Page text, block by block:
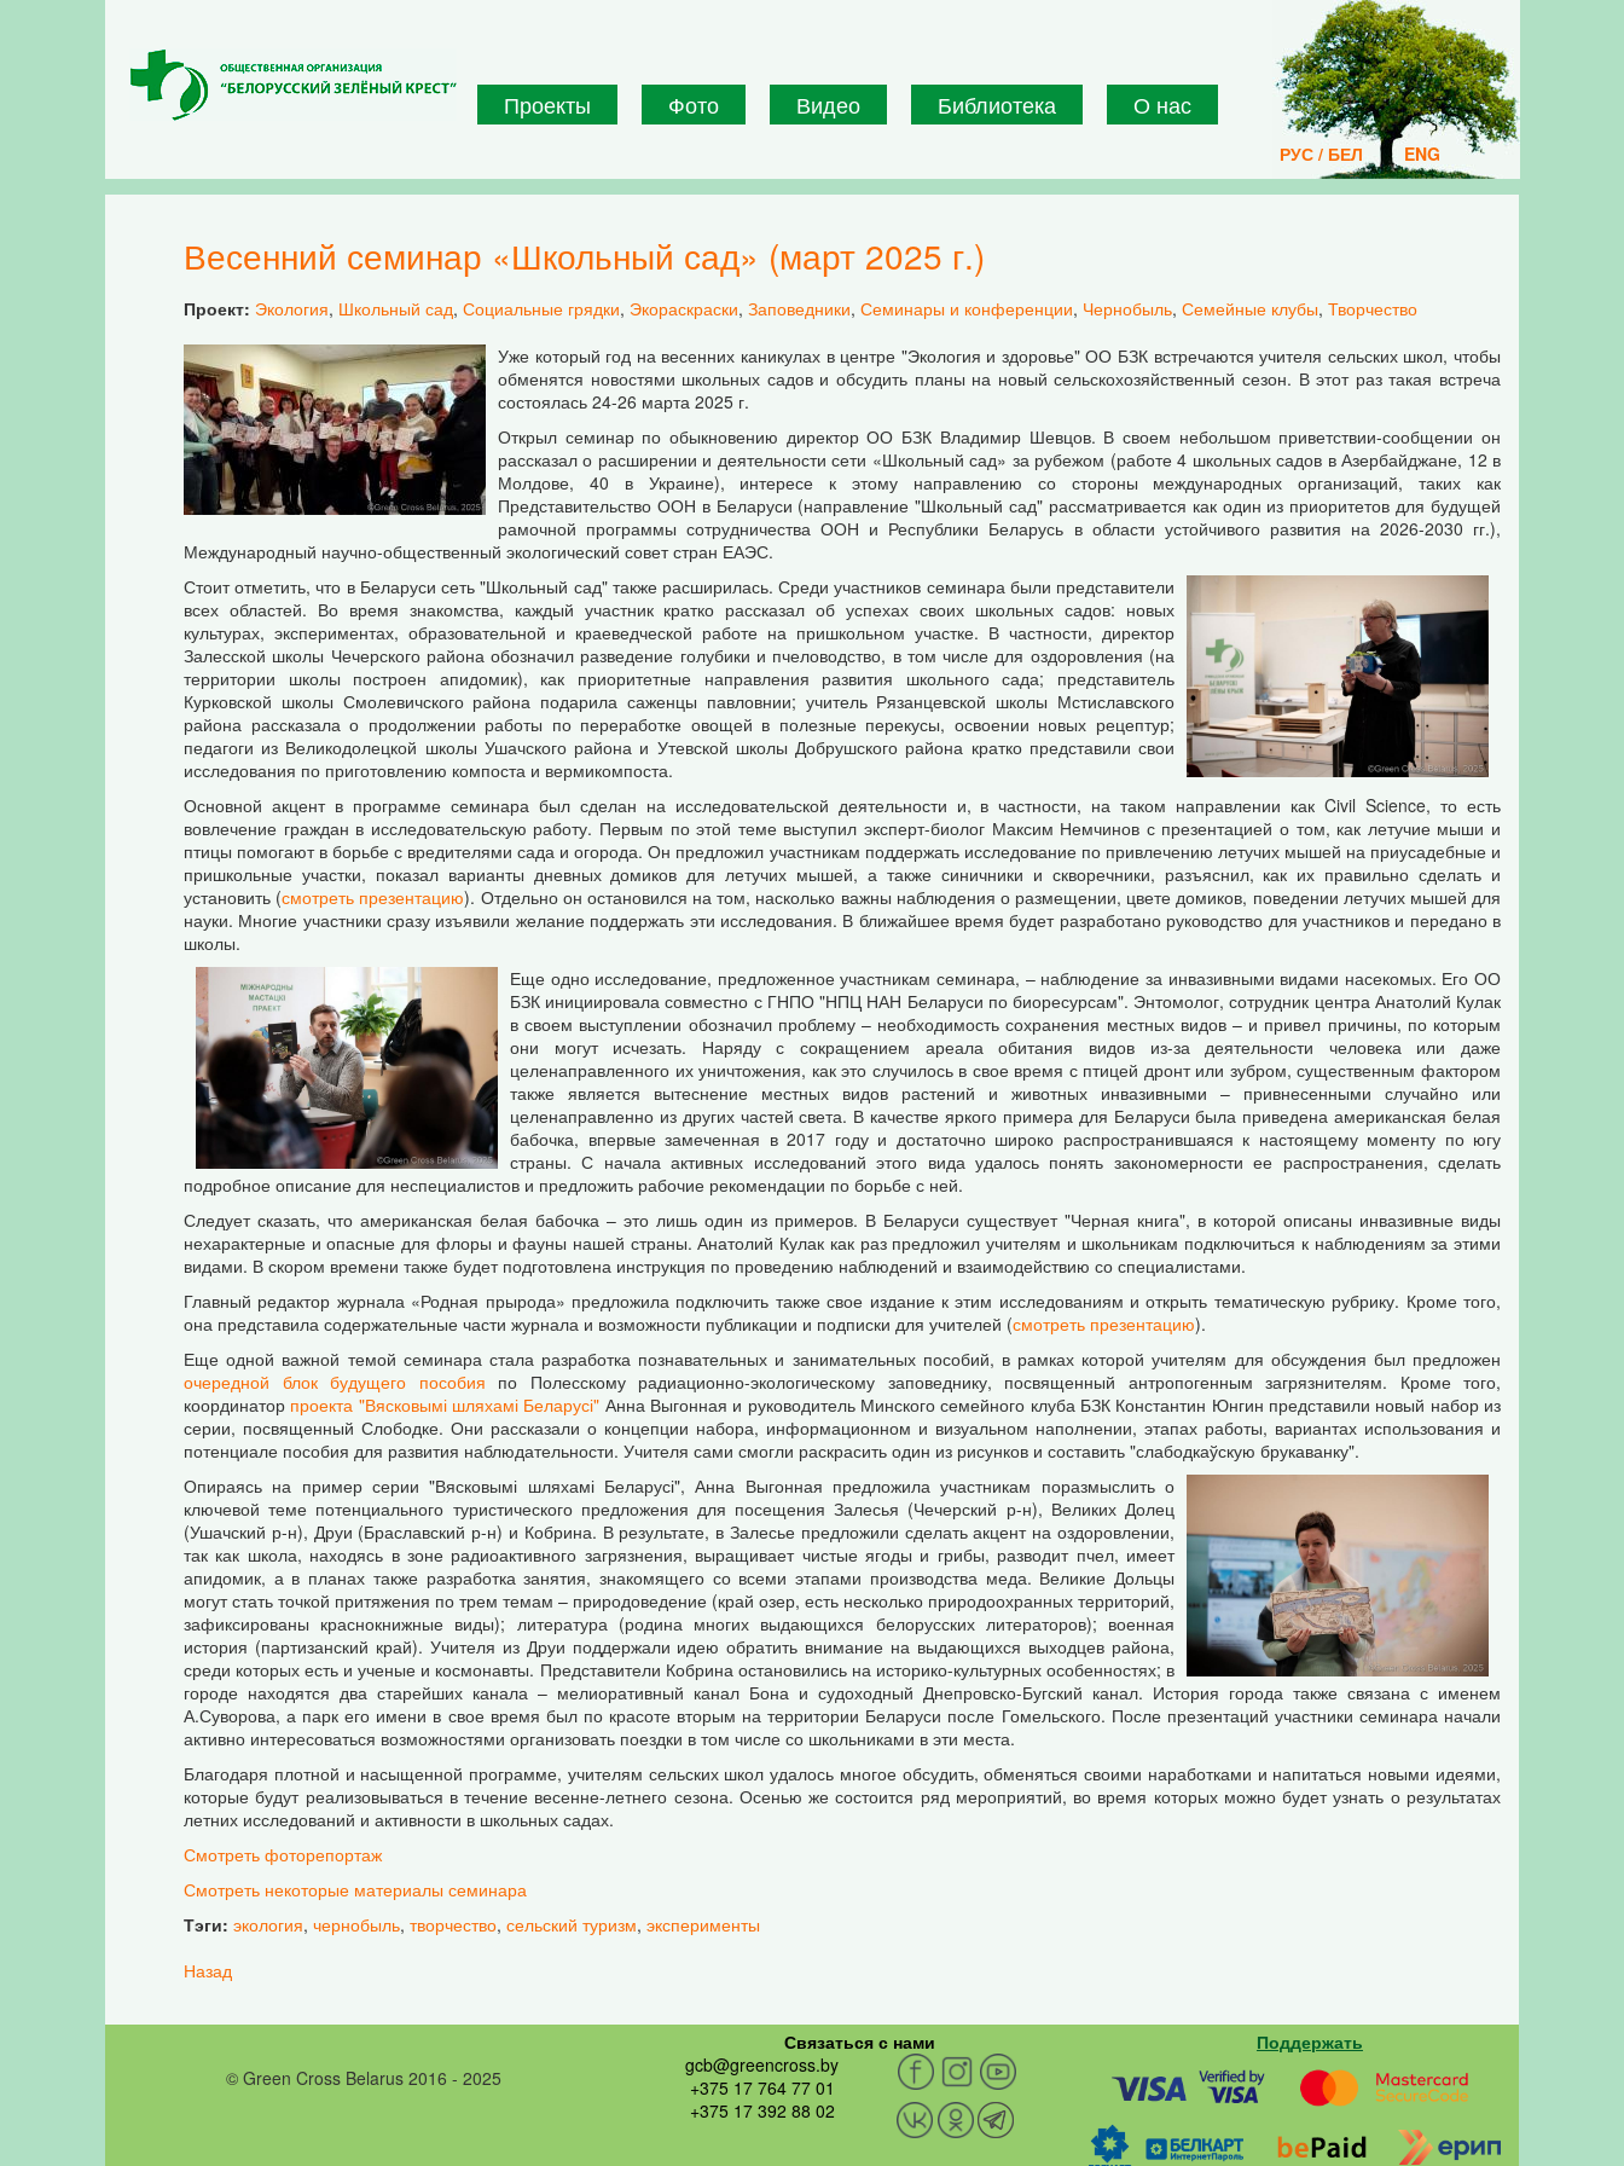
Проекты Фото Видео Библиотека О нас
РУС / БЕЛ ENG
Весенний семинар «Школьный сад» (март 2025 г.)
Проект: Экология, Школьный сад, Социальные грядки, Экораскраски, Заповедники, Семинары и конференции, Чернобыль, Семейные клубы, Творчество
Уже который год на весенних каникулах в центре "Экология и здоровье" ОО БЗК встречаются учителя сельских школ, чтобы
обменятся новостями школьных садов и обсудить планы на новый сельскохозяйственный сезон. В этот раз такая встреча
состоялась 24-26 марта 2025 г.
Открыл семинар по обыкновению директор ОО БЗК Владимир Шевцов. В своем небольшом приветствии-сообщении он
рассказал о расширении и деятельности сети «Школьный сад» за рубежом (работе 4 школьных садов в Азербайджане, 12 в
Молдове, 40 в Украине), интересе к этому направлению со стороны международных организаций, таких как
Представительство ООН в Беларуси (направление "Школьный сад" рассматривается как один из приоритетов для будущей
рамочной программы сотрудничества ООН и Республики Беларусь в области устойчивого развития на 2026-2030 гг.),
Международный научно-общественный экологический совет стран ЕАЭС.
Стоит отметить, что в Беларуси сеть "Школьный сад" также расширилась. Среди участников семинара были представители
всех областей. Во время знакомства, каждый участник кратко рассказал об успехах своих школьных садов: новых
культурах, экспериментах, образовательной и краеведческой работе на пришкольном участке. В частности, директор
Залесской школы Чечерского района обозначил разведение голубики и пчеловодство, в том числе для оздоровления (на
территории школы построен апидомик), как приоритетные направления развития школьного сада; представитель
Курковской школы Смолевичского района подарила саженцы павловнии; учитель Рязанцевской школы Мстиславского
района рассказала о продолжении работы по переработке овощей в полезные перекусы, освоении новых рецептур;
педагоги из Великодолецкой школы Ушачского района и Утевской школы Добрушского района кратко представили свои
исследования по приготовлению компоста и вермикомпоста.
Основной акцент в программе семинара был сделан на исследовательской деятельности и, в частности, на таком направлении как Civil Science, то есть
вовлечение граждан в исследовательскую работу. Первым по этой теме выступил эксперт-биолог Максим Немчинов с презентацией о том, как летучие мыши и
птицы помогают в борьбе с вредителями сада и огорода. Он предложил участникам поддержать исследование по привлечению летучих мышей на приусадебные и
пришкольные участки, показал варианты дневных домиков для летучих мышей, а также синичники и скворечники, разъяснил, как их правильно сделать и
установить (смотреть презентацию). Отдельно он остановился на том, насколько важны наблюдения о размещении, цвете домиков, поведении летучих мышей для
науки. Многие участники сразу изъявили желание поддержать эти исследования. В ближайшее время будет разработано руководство для участников и передано в
школы.
Еще одно исследование, предложенное участникам семинара, – наблюдение за инвазивными видами насекомых. Его ОО
БЗК инициировала совместно с ГНПО "НПЦ НАН Беларуси по биоресурсам". Энтомолог, сотрудник центра Анатолий Кулак
в своем выступлении обозначил проблему – необходимость сохранения местных видов – и привел причины, по которым
они могут исчезать. Наряду с сокращением ареала обитания видов из-за деятельности человека или даже
целенаправленного их уничтожения, как это случилось в свое время с птицей дронт или зубром, существенным фактором
также является вытеснение местных видов растений и животных инвазивными – привнесенными случайно или
целенаправленно из других частей света. В качестве яркого примера для Беларуси была приведена американская белая
бабочка, впервые замеченная в 2017 году и достаточно широко распространившаяся к настоящему моменту по югу
страны. С начала активных исследований этого вида удалось понять закономерности ее распространения, сделать
подробное описание для неспециалистов и предложить рабочие рекомендации по борьбе с ней.
Следует сказать, что американская белая бабочка – это лишь один из примеров. В Беларуси существует "Черная книга", в которой описаны инвазивные виды
нехарактерные и опасные для флоры и фауны нашей страны. Анатолий Кулак как раз предложил учителям и школьникам подключиться к наблюдениям за этими
видами. В скором времени также будет подготовлена инструкция по проведению наблюдений и взаимодействию со специалистами.
Главный редактор журнала «Родная прырода» предложила подключить также свое издание к этим исследованиям и открыть тематическую рубрику. Кроме того,
она представила содержательные части журнала и возможности публикации и подписки для учителей (смотреть презентацию).
Еще одной важной темой семинара стала разработка познавательных и занимательных пособий, в рамках которой учителям для обсуждения был предложен
очередной блок будущего пособия по Полесскому радиационно-экологическому заповеднику, посвященный антропогенным загрязнителям. Кроме того,
координатор проекта "Вясковымі шляхамі Беларусі" Анна Выгонная и руководитель Минского семейного клуба БЗК Константин Юнгин представили новый набор из
серии, посвященный Слободке. Они рассказали о концепции набора, информационном и визуальном наполнении, этапах работы, вариантах использования и
потенциале пособия для развития наблюдательности. Учителя сами смогли раскрасить один из рисунков и составить "слабодкаўскую брукаванку".
Опираясь на пример серии "Вясковымі шляхамі Беларусі", Анна Выгонная предложила участникам поразмыслить о
ключевой теме потенциального туристического предложения для посещения Залесья (Чечерский р-н), Великих Долец
(Ушачский р-н), Друи (Браславский р-н) и Кобрина. В результате, в Залесье предложили сделать акцент на оздоровлении,
так как школа, находясь в зоне радиоактивного загрязнения, выращивает чистые ягоды и грибы, разводит пчел, имеет
апидомик, а в планах также разработка занятия, знакомящего со всеми этапами производства меда. Великие Дольцы
могут стать точкой притяжения по трем темам – природоведение (край озер, есть несколько природоохранных территорий,
зафиксированы краснокнижные виды); литература (родина многих выдающихся белорусских литераторов); военная
история (партизанский край). Учителя из Друи поддержали идею обратить внимание на выдающихся выходцев района,
среди которых есть и ученые и космонавты. Представители Кобрина остановились на историко-культурных особенностях; в
городе находятся два старейших канала – мелиоративный канал Бона и судоходный Днепровско-Бугский канал. История города также связана с именем
А.Суворова, а парк его имени в свое время был по красоте вторым на территории Беларуси после Гомельского. После презентаций участники семинара начали
активно интересоваться возможностями организовать поездки в том числе со школьниками в эти места.
Благодаря плотной и насыщенной программе, учителям сельских школ удалось многое обсудить, обменяться своими наработками и напитаться новыми идеями,
которые будут реализовываться в течение весенне-летнего сезона. Осенью же состоится ряд мероприятий, во время которых можно будет узнать о результатах
летних исследований и активности в школьных садах.
Смотреть фоторепортаж
Смотреть некоторые материалы семинара
Тэги: экология, чернобыль, творчество, сельский туризм, эксперименты
Назад
© Green Cross Belarus 2016 - 2025
Связаться с нами
gcb@greencross.by
+375 17 764 77 01
+375 17 392 88 02
Поддержать